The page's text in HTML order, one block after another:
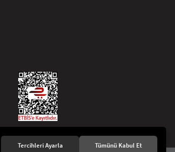
Tercihleri Ayarla Tümünü Kabul Et